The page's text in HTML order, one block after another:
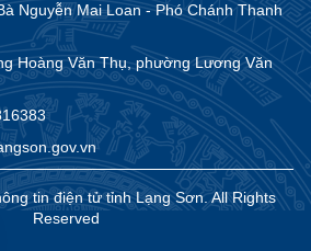
Nguyễn Mai Loan - Phó Chánh Thanh
Hoàng Văn Thụ, phường Lương Văn
tin điện tử tỉnh Lạng Sơn. All Rights
Reserved